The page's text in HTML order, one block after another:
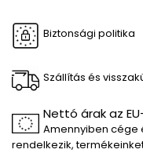
Biztonsági politika
Szállítás és
Nettó árak az
Amennyiben cége
rendelkezik,